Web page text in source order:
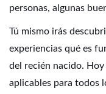
personas, algunas
Tú mismo irás
experiencias qué es
del recién nacido.
aplicables para todos